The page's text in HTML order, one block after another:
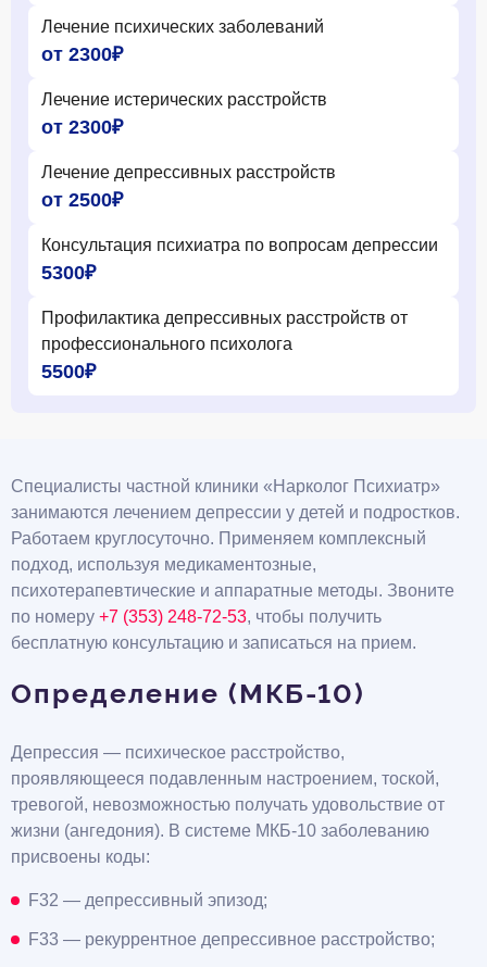
Лечение психических заболеваний
от 2300₽
Лечение истерических расстройств
от 2300₽
Лечение депрессивных расстройств
от 2500₽
Консультация психиатра по вопросам депрессии
5300₽
Профилактика депрессивных расстройств от
профессионального психолога
5500₽
Специалисты частной клиники «Нарколог Психиатр»
занимаются лечением депрессии у детей и подростков.
Работаем круглосуточно. Применяем комплексный
подход, используя медикаментозные,
психотерапевтические и аппаратные методы. Звоните
по номеру +7 (353) 248-72-53, чтобы получить
бесплатную консультацию и записаться на прием.
Определение (МКБ-10)
Депрессия — психическое расстройство,
проявляющееся подавленным настроением, тоской,
тревогой, невозможностью получать удовольствие от
жизни (ангедония). В системе МКБ-10 заболеванию
присвоены коды:
F32 — депрессивный эпизод;
F33 — рекуррентное депрессивное расстройство;